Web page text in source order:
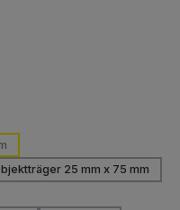
25 mm x 75 mm
(Diese Option ist